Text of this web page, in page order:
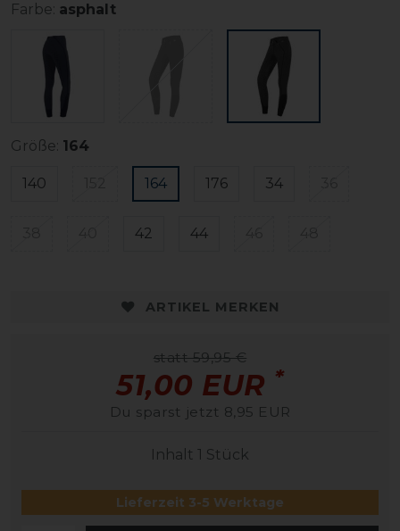
Farbe: asphalt
Größe: 164
140 164 176 34
42 44
ARTIKEL MERKEN
statt 59,95 €
51,00 EUR *
Du sparst jetzt 8,95 EUR
Inhalt 1 Stück
Lieferzeit 3-5 Werktage